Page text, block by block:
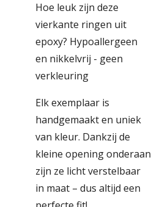
Hoe leuk zijn deze
vierkante ringen uit
epoxy? Hypoallergeen
en nikkelvrij - geen
verkleuring
Elk exemplaar is
handgemaakt en uniek
van kleur. Dankzij de
kleine opening onderaan
zijn ze licht verstelbaar
in maat – dus altijd een